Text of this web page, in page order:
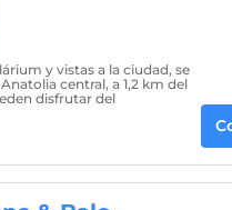
y vistas a la ciudad, se
central, a 1,2 km del
disfrutar del